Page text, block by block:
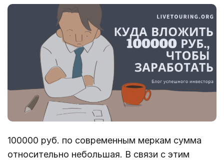
100000 руб. по современным меркам сумма
относительно небольшая. В связи с этим